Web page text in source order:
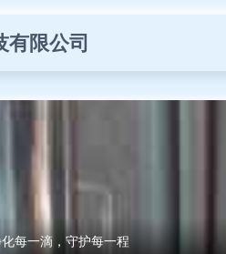
有限公司
每一滴，守护每一程